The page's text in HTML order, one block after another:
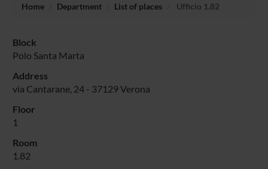
Home Department List of places Ufficio 1.82
Block
Polo Santa Marta
Address
via Cantarane, 24 - 37129 Verona
Floor
1
Room
1.82